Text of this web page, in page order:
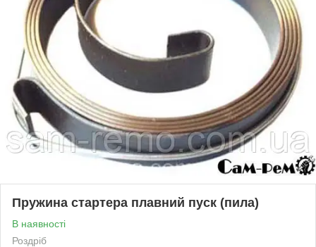
Пружина стартера плавний пуск (пила)
В наявності
Роздріб